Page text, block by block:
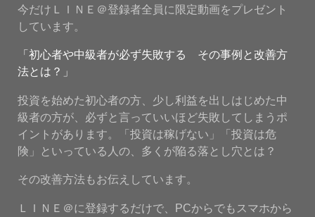
今だけＬＩＮＥ＠登録者全員に限定動画をプレゼント
しています。
「初心者や中級者が必ず失敗する その事例と改善方
法とは？」
投資を始めた初心者の方、少し利益を出しはじめた中
級者の方が、必ずと言っていいほど失敗してしまうポ
イントがあります。「投資は稼げない」「投資は危
険」といっている人の、多くが陥る落とし穴とは？
その改善方法もお伝えしています。
ＬＩＮＥ＠に登録するだけで、PCからでもスマホから